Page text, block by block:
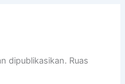
dipublikasikan. Ruas